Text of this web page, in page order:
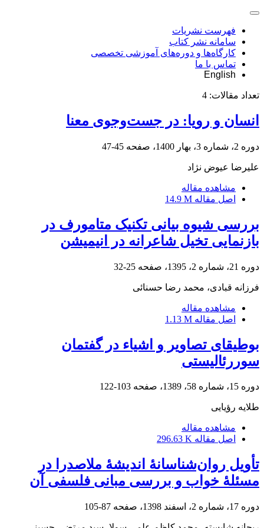
فهرست نشریات
سامانه نشر کتاب
کارگاه‌ها و دوره‌های آموزشی تخصصی
تماس با ما
English
تعداد مقالات: 4
انسان و رویا: در جست‌وجوی معنا
دوره 2، شماره 3، بهار 1400، صفحه 45-47
علیرضا عیوض نژاد
مشاهده مقاله
اصل مقاله 14.9 M
بررسی شیوه بیانی تکنیک متامورف در
بازنمایی تخیل شاعرانه در انیمیشن
دوره 21، شماره 2، 1395، صفحه 25-32
فرزانه قبادی، محمد رضا حسنائی
مشاهده مقاله
اصل مقاله 1.13 M
بوطیقای تصاویر و اشیاء در گفتمان
سوررئالیستی
دوره 15، شماره 58، 1389، صفحه 103-122
طلایه رؤیایی
مشاهده مقاله
اصل مقاله 296.63 K
تأویل روان‌شناسانۀ اندیشۀ ملاصدرا در
مسئلۀ خواب و بررسی مبانی فلسفی آن
دوره 17، شماره 2، اسفند 1398، صفحه 87-105